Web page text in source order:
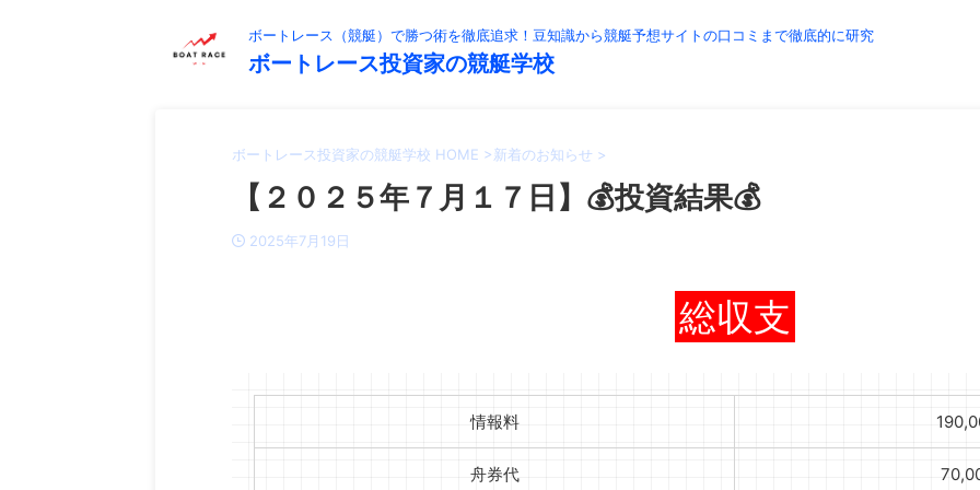
ボートレース（競艇）で勝つ術を徹底追求！豆知識から競艇予想サイトの口コミまで徹底的に研究
ボートレース投資家の競艇学校
ボートレース投資家の競艇学校 HOME >新着のお知らせ >
【２０２５年７月１７日】💰投資結果💰
2025年7月19日
総収支
情報料
舟券代